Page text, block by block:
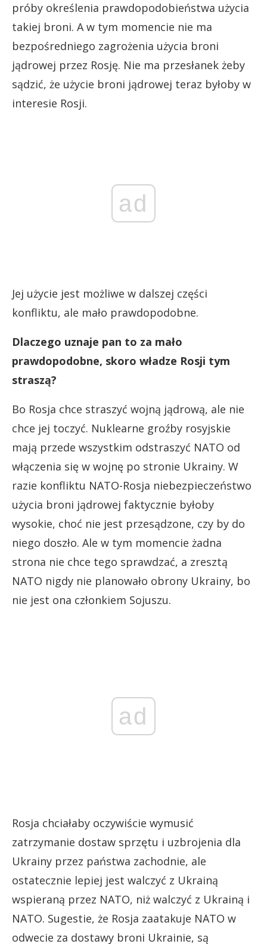
próby określenia prawdopodobieństwa użycia
takiej broni. A w tym momencie nie ma
bezpośredniego zagrożenia użycia broni
jądrowej przez Rosję. Nie ma przesłanek żeby
sądzić, że użycie broni jądrowej teraz byłoby w
interesie Rosji.
ad
Jej użycie jest możliwe w dalszej części
konfliktu, ale mało prawdopodobne.
Dlaczego uznaje pan to za mało
prawdopodobne, skoro władze Rosji tym
straszą?
Bo Rosja chce straszyć wojną jądrową, ale nie
chce jej toczyć. Nuklearne groźby rosyjskie
mają przede wszystkim odstraszyć NATO od
włączenia się w wojnę po stronie Ukrainy. W
razie konfliktu NATO-Rosja niebezpieczeństwo
użycia broni jądrowej faktycznie byłoby
wysokie, choć nie jest przesądzone, czy by do
niego doszło. Ale w tym momencie żadna
strona nie chce tego sprawdzać, a zresztą
NATO nigdy nie planowało obrony Ukrainy, bo
nie jest ona członkiem Sojuszu.
ad
Rosja chciałaby oczywiście wymusić
zatrzymanie dostaw sprzętu i uzbrojenia dla
Ukrainy przez państwa zachodnie, ale
ostatecznie lepiej jest walczyć z Ukrainą
wspieraną przez NATO, niż walczyć z Ukrainą i
NATO. Sugestie, że Rosja zaatakuje NATO w
odwecie za dostawy broni Ukrainie, są